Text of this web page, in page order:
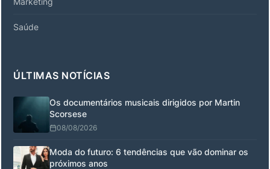
Saúde
ÚLTIMAS NOTÍCIAS
Os documentários musicais dirigidos por Martin
Scorsese
08/08/2026
Moda do futuro: 6 tendências que vão dominar os
próximos anos